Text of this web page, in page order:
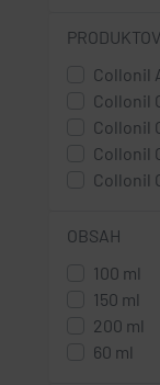
Collonil
Collonil
Collonil
Collonil
Collonil
OBSAH
100 ml
150 ml
200 ml
60 ml